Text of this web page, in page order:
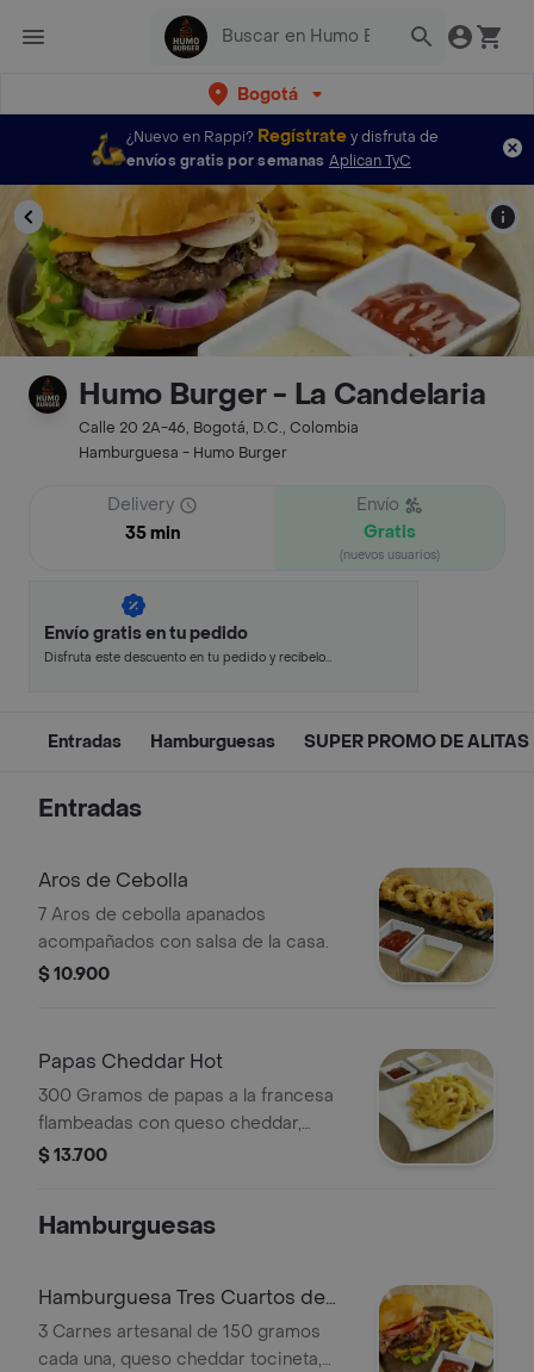
Bogotá
¿Nuevo en Rappi? Regístratey disfruta de
envíos gratis por semanas Aplican TyC
Humo Burger - La Candelaria
Calle 20 2A-46, Bogotá, D.C., Colombia
Hamburguesa - Humo Burger
Delivery
35 min
Envío
Gratis
(nuevos usuarios)
Envío gratis en tu pedido
Disfruta este descuento en tu pedido y recíbelo
Entradas Hamburguesas SUPER PROMO DE ALITAS
Entradas
Aros de Cebolla
7 Aros de cebolla apanados
acompañados con salsa de la casa.
$ 10.900
Papas Cheddar Hot
300 Gramos de papas a la francesa
flambeadas con queso cheddar,
acompañadas con salsa de la casa.
$ 13.700
Hamburguesas
Hamburguesa Tres Cuartos de
Libra
3 Carnes artesanal de 150 gramos
cada una, queso cheddar tocineta,